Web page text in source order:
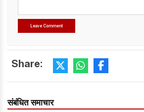
Share:
संबंधित समाचार